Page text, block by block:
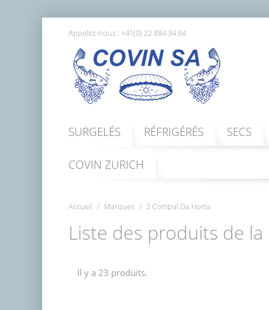
Appelez-nous : +41(0) 22 884 34 84
SURGELÉS RÉFRIGÉRÉS SECS
COVIN ZURICH
Accueil Marques 2 Compal Da Horta
Liste des produits de
Il y a 23 produits.